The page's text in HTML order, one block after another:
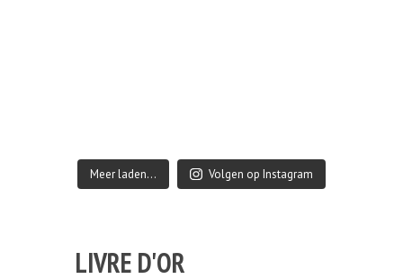
Meer laden… Volgen op Instagram
LIVRE D'OR